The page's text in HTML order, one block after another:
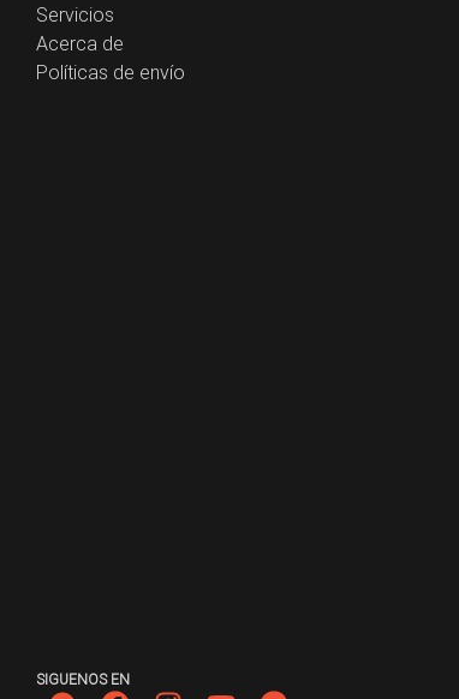
Servicios
Acerca de
Políticas de envío
SIGUENOS EN